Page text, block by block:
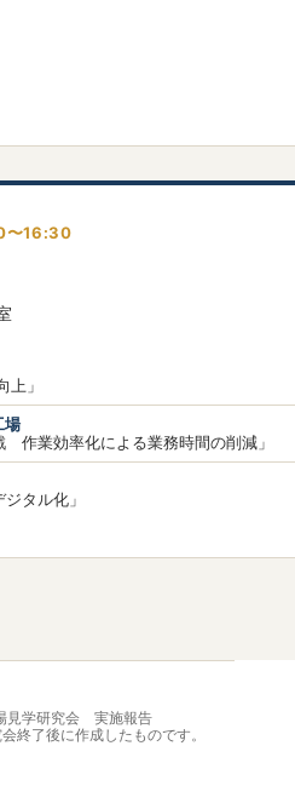
〜16:30
上」
場
作業効率化による業務時間の削減」
タル化」
見学研究会 実施報告
終了後に作成したものです。